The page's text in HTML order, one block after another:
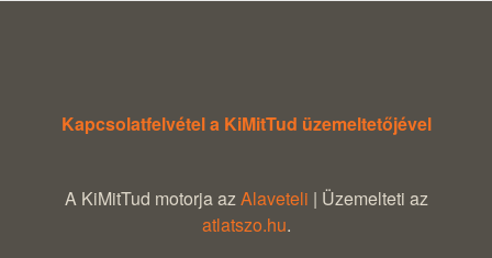
Kapcsolatfelvétel a KiMitTud üzemeltetőjével
A KiMitTud motorja azAlaveteli | Üzemelteti az
atlatszo.hu.